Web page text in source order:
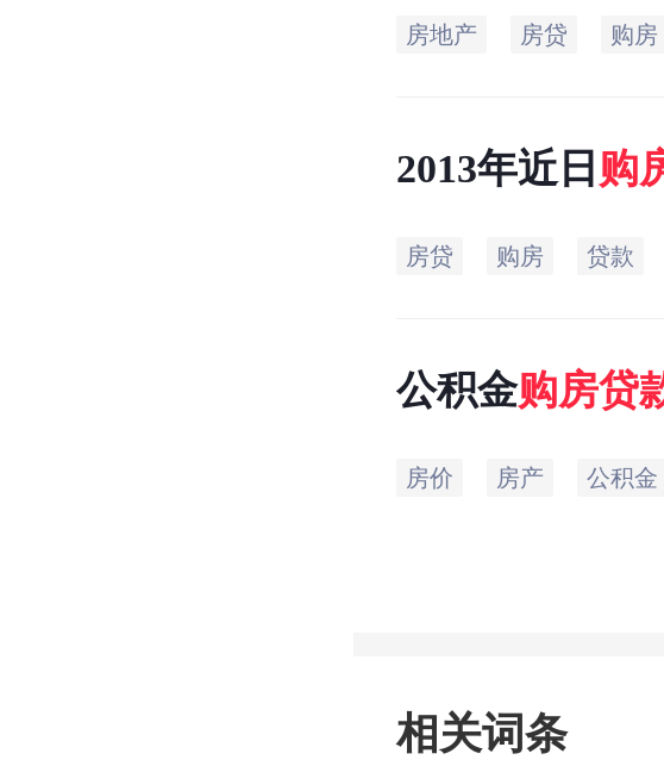
房地产 房贷 购房
2013年近日 购
房贷 购房 贷款
公积金购房贷
房价 房产 公积金
相关词条